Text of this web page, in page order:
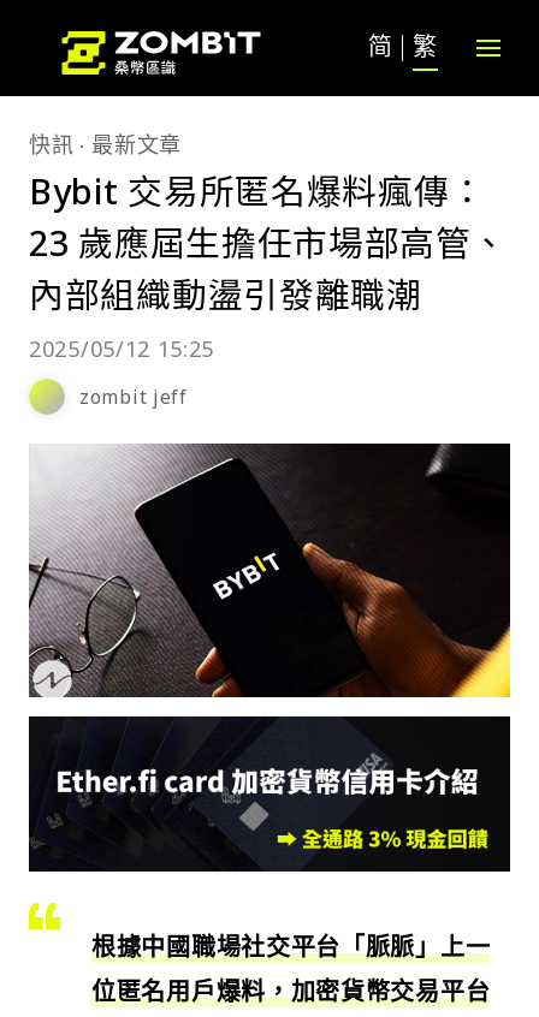
简 繁
快訊 最新文章
Bybit 交易所匿名爆料瘋傳：
23 歲應屆生擔任市場部高管、
內部組織動盪引發離職潮
2025/05/12 15:25
zombit jeff
根據中國職場社交平台「脈脈」上一
位匿名用戶爆料，加密貨幣交易平台